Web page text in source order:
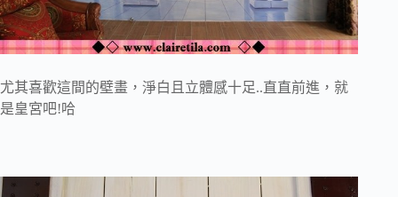
尤其喜歡這間的壁畫，淨白且立體感十足..直直前進，就
是皇宮吧!哈